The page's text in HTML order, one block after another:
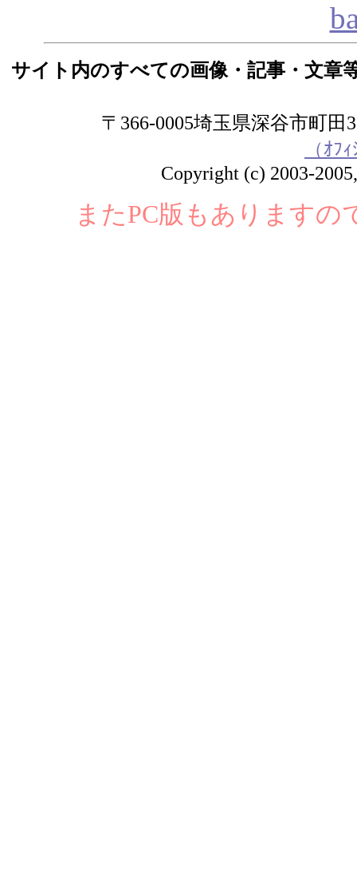
サイト内のすべての画像・記事・文章
〒366-0005埼玉県深谷市町田
（ｵﾌ
Copyright (c) 2003-
またPC版もありますの